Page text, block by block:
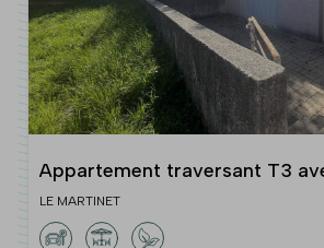
Appartement traversant T3
LE MARTINET